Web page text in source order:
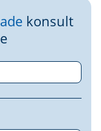
konsult